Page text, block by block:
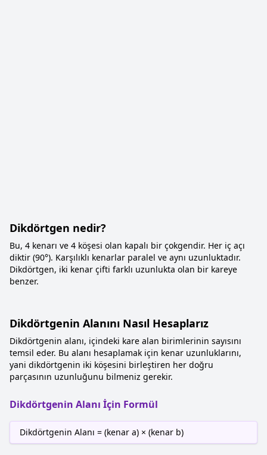
Dikdörtgen nedir?
Bu, 4 kenarı ve 4 köşesi olan kapalı bir çokgendir. Her iç açı
diktir (90°). Karşılıklı kenarlar paralel ve aynı uzunluktadır.
Dikdörtgen, iki kenar çifti farklı uzunlukta olan bir kareye
benzer.
Dikdörtgenin Alanını Nasıl Hesaplarız
Dikdörtgenin alanı, içindeki kare alan birimlerinin sayısını
temsil eder. Bu alanı hesaplamak için kenar uzunluklarını,
yani dikdörtgenin iki köşesini birleştiren her doğru
parçasının uzunluğunu bilmeniz gerekir.
Dikdörtgenin Alanı İçin Formül
Dikdörtgenin Alanı = (kenar a) × (kenar b)